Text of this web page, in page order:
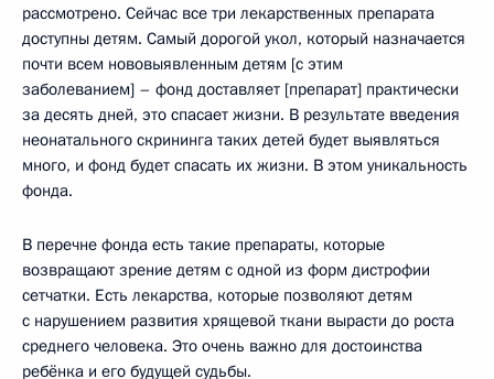
рассмотрено. Сейчас все три лекарственных препарата
доступны детям. Самый дорогой укол, который назначается
почти всем нововыявленным детям [с этим
заболеванием] – фонд доставляет [препарат] практически
за десять дней, это спасает жизни. В результате введения
неонатального скрининга таких детей будет выявляться
много, и фонд будет спасать их жизни. В этом уникальность
фонда.
В перечне фонда есть такие препараты, которые
возвращают зрение детям с одной из форм дистрофии
сетчатки. Есть лекарства, которые позволяют детям
с нарушением развития хрящевой ткани вырасти до роста
среднего человека. Это очень важно для достоинства
ребёнка и его будущей судьбы.